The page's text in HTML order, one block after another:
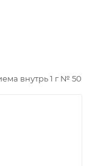
внутрь 1 г № 50